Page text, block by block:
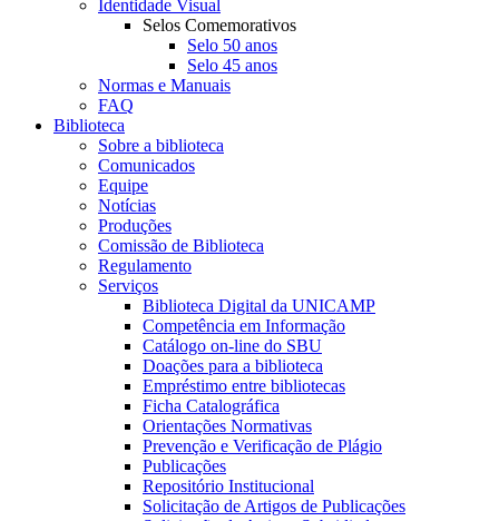
Identidade Visual
Selos Comemorativos
Selo 50 anos
Selo 45 anos
Normas e Manuais
FAQ
Biblioteca
Sobre a biblioteca
Comunicados
Equipe
Notícias
Produções
Comissão de Biblioteca
Regulamento
Serviços
Biblioteca Digital da UNICAMP
Competência em Informação
Catálogo on-line do SBU
Doações para a biblioteca
Empréstimo entre bibliotecas
Ficha Catalográfica
Orientações Normativas
Prevenção e Verificação de Plágio
Publicações
Repositório Institucional
Solicitação de Artigos de Publicações